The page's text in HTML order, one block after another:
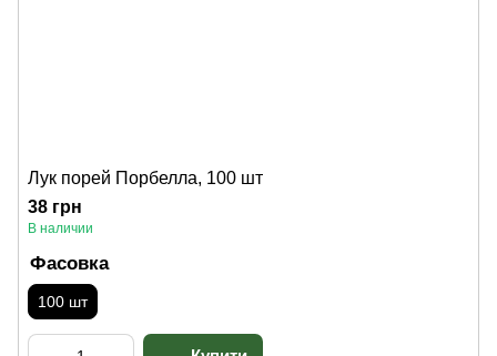
Лук порей Порбелла, 100 шт
38 грн
В наличии
Фасовка
100 шт